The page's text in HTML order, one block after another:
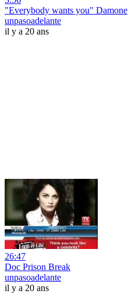
"Everybody wants you" Damone
unpasoadelante
il y a 20 ans
26:47
Doc Prison Break
unpasoadelante
il y a 20 ans